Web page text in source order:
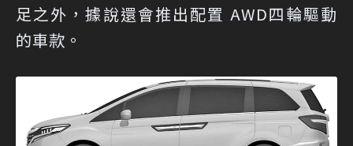
足之外，據說還會推出配置 AWD四輪驅動
的車款。